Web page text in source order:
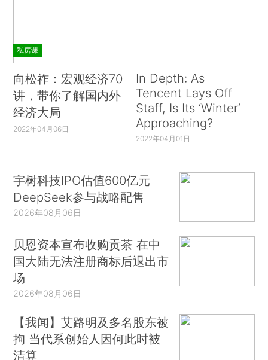
私房课
向松祚：宏观经济70
讲，带你了解国内外
经济大局
2022年04月06日
In Depth: As
Tencent Lays Off
Staff, Is Its ‘Winter’
Approaching?
2022年04月01日
宇树科技IPO估值600亿元
DeepSeek参与战略配售
2026年08月06日
贝恩资本宣布收购贡茶 在中
国大陆无法注册商标后退出市
场
2026年08月06日
【我闻】艾路明及多名股东被
拘 当代系创始人因何此时被
清算